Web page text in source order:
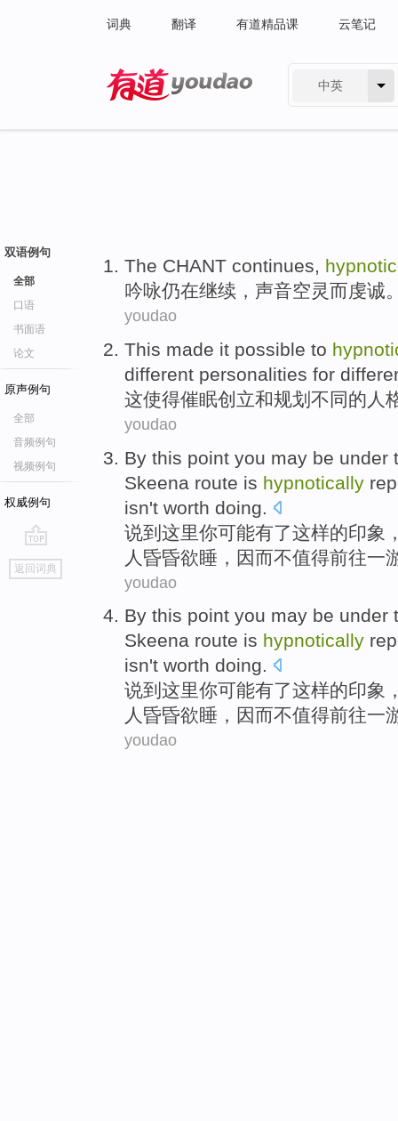
词典 翻译 有道精品课 云笔记
中英
双语例句
全部
口语
书面语
论文
原声例句
全部
音频例句
视频例句
权威例句
go
top
返回词典
The CHANT continues,
吟咏仍在继续 ， 声音空灵而虔诚
youdao
This made it possible to
different personalities for
这使得催眠创立和规划 不同的 人
youdao
By this point you may be under
Skeena route is hypnotically
isn't worth doing.
说到 这里你可能有了这样的印象
人 昏昏欲睡 ， 因而不值得前往一
youdao
By this point you may be under
Skeena route is hypnotically
isn't worth doing.
说到 这里你可能有了这样的印象
人 昏昏欲睡 ， 因而不值得前往一
youdao